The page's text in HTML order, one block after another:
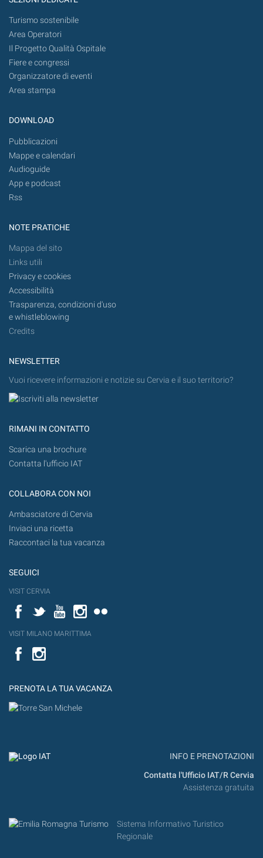
Turismo sostenibile
Area Operatori
Il Progetto Qualità Ospitale
Fiere e congressi
Organizzatore di eventi
Area stampa
DOWNLOAD
Pubblicazioni
Mappe e calendari
Audioguide
App e podcast
Rss
NOTE PRATICHE
Mappa del sito
Links utili
Privacy e cookies
Accessibilità
Trasparenza, condizioni d'uso
e whistleblowing
Credits
NEWSLETTER
Vuoi ricevere informazioni e notizie su Cervia e il suo territorio?
RIMANI IN CONTATTO
Scarica una brochure
Contatta l'ufficio IAT
COLLABORA CON NOI
Ambasciatore di Cervia
Inviaci una ricetta
Raccontaci la tua vacanza
SEGUICI
VISIT CERVIA
FacebookTwitterYouTubeInstagram
VISIT MILANO MARITTIMA
Facebook
PRENOTA LA TUA VACANZA
INFO E PRENOTAZIONI
Contatta l'Ufficio IAT/R Cervia
Assistenza gratuita
Sistema Informativo Turistico
Regionale